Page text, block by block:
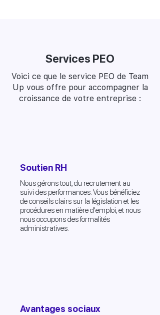
Services PEO
Voici ce que le service PEO de Team
Up vous offre pour accompagner la
croissance de votre entreprise :
Soutien RH
Nous gérons tout, du recrutement au
suivi des performances. Vous bénéficiez
de conseils clairs sur la législation et les
procédures en matière d'emploi, et nous
nous occupons des formalités
administratives.
Avantages sociaux